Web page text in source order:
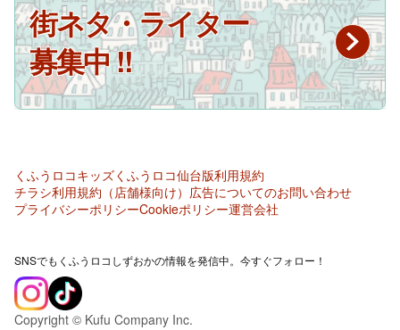
街ネタ・ライター
募集中 !!
くふうロコキッズくふうロコ仙台版利用規約
チラシ利用規約（店舗様向け） 広告についてのお問い合わせ
プライバシーポリシーCookieポリシー運営会社
SNSでもくふうロコしずおかの情報を発信中。今すぐフォロー！
Copyright © Kufu Company Inc.